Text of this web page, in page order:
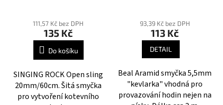
hodnocení
hvězdiček.
111,57 Kč bez DPH
135 Kč
Do košíku
SINGING ROCK Open sling
20mm/60cm. Šitá smyčka
pro vytvoření kotevního
93,39 Kč bez DPH
113 Kč
DETAIL
Beal Aramid smyčka 5,5mm
"kevlarka" vhodná pro
provazování hodin nejen na